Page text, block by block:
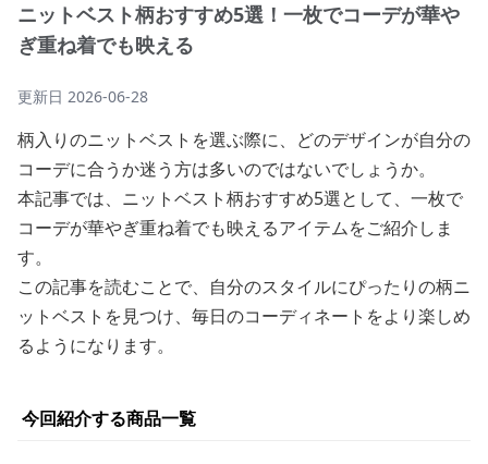
ニットベスト柄おすすめ5選！一枚でコーデが華や
ぎ重ね着でも映える
更新日 2026-06-28
柄入りのニットベストを選ぶ際に、どのデザインが自分の
コーデに合うか迷う方は多いのではないでしょうか。
本記事では、ニットベスト柄おすすめ5選として、一枚で
コーデが華やぎ重ね着でも映えるアイテムをご紹介しま
す。
この記事を読むことで、自分のスタイルにぴったりの柄ニ
ットベストを見つけ、毎日のコーディネートをより楽しめ
るようになります。
今回紹介する商品一覧